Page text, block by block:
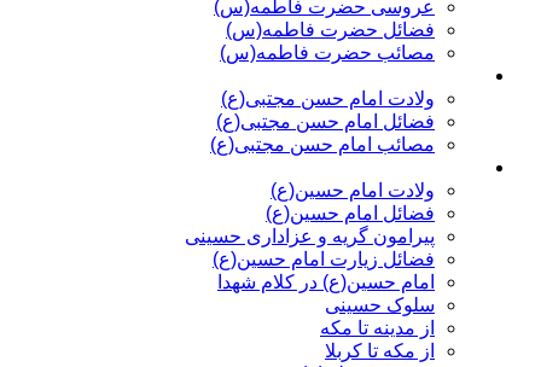
عروسی حضرت فاطمه(س)
فضائل حضرت فاطمه(س)
مصائب حضرت فاطمه(س)
ولادت امام حسن مجتبی(ع)
فضائل امام حسن مجتبی(ع)
مصائب امام حسن مجتبی(ع)
ولادت امام حسین(ع)
فضائل امام حسین(ع)
پیرامون گریه و عزاداری حسینی
فضائل زیارت امام حسین(ع)
امام حسین(ع) در کلام شهدا
سلوک حسینی
از مدینه تا مکه
از مکه تا کربلا